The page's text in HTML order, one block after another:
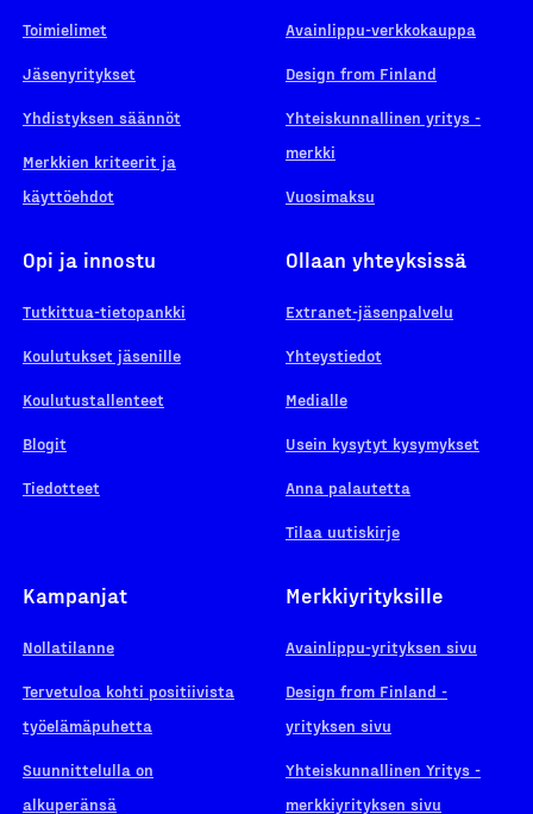
Toimielimet
Jäsenyritykset
Yhdistyksen säännöt
Merkkien kriteerit ja
käyttöehdot
Avainlippu-verkkokauppa
Design from Finland
Yhteiskunnallinen yritys -
merkki
Vuosimaksu
Opi ja innostu
Tutkittua-tietopankki
Koulutukset jäsenille
Koulutustallenteet
Blogit
Tiedotteet
Ollaan yhteyksissä
Extranet-jäsenpalvelu
Yhteystiedot
Medialle
Usein kysytyt kysymykset
Anna palautetta
Tilaa uutiskirje
Kampanjat
Nollatilanne
Tervetuloa kohti positiivista
työelämäpuhetta
Suunnittelulla on
alkuperänsä
Merkkiyrityksille
Avainlippu-yrityksen sivu
Design from Finland -
yrityksen sivu
Yhteiskunnallinen Yritys -
merkkiyrityksen sivu